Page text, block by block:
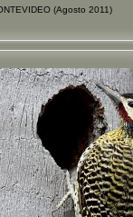
(Agosto 2011)